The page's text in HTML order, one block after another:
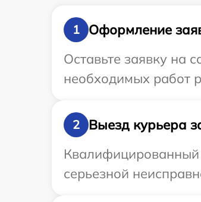
1
Оформление
Оставьте заявку на
необходимых работ
2
Выезд курьера
Квалифицированный
серьезной